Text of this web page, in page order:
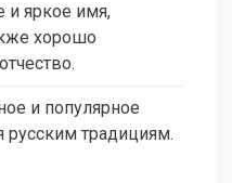
и яркое имя,
хорошо
и популярное
русским традициям.